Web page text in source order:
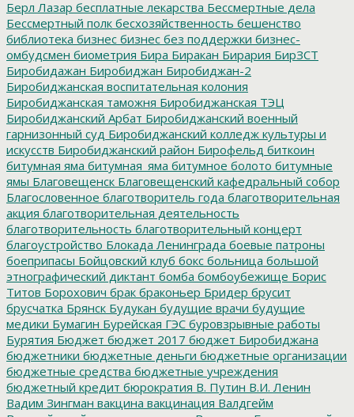
Берл Лазар бесплатные лекарства Бессмертные дела
Бессмертный полк бесхозяйственность бешенство
библиотека бизнес бизнес без поддержки бизнес-
омбудсмен биометрия Бира Биракан Бирария БирЗСТ
Биробидажан Биробиджан Биробиджан-2
Биробиджанская воспитательная колония
Биробиджанская таможня Биробиджанская ТЭЦ
Биробиджанский Арбат Биробиджанский военный
гарнизонный суд Биробиджанский колледж культуры и
искусств Биробиджанский район Бирофельд биткоин
битумная яма битумная_яма битумное болото битумные
ямы Благовещенск Благовещенский кафедральный собор
Благословенное благотворитель года благотворительная
акция благотворительная деятельность
благотворительность благотворительный концерт
благоустройство Блокада Ленинграда боевые патроны
боеприпасы Бойцовский клуб бокс больница большой
этнографический диктант бомба бомбоубежище Борис
Титов Борохович брак браконьер Бридер брусит
брусчатка Брянск Будукан будущие врачи будущие
медики Бумагин Бурейская ГЭС буровзрывные работы
Бурятия Бюджет бюджет 2017 бюджет Биробиджана
бюджетники бюджетные деньги бюджетные организации
бюджетные средства бюджетные учреждения
бюджетный кредит бюрократия В. Путин В.И. Ленин
Вадим Зингман вакцина вакцинация Валдгейм